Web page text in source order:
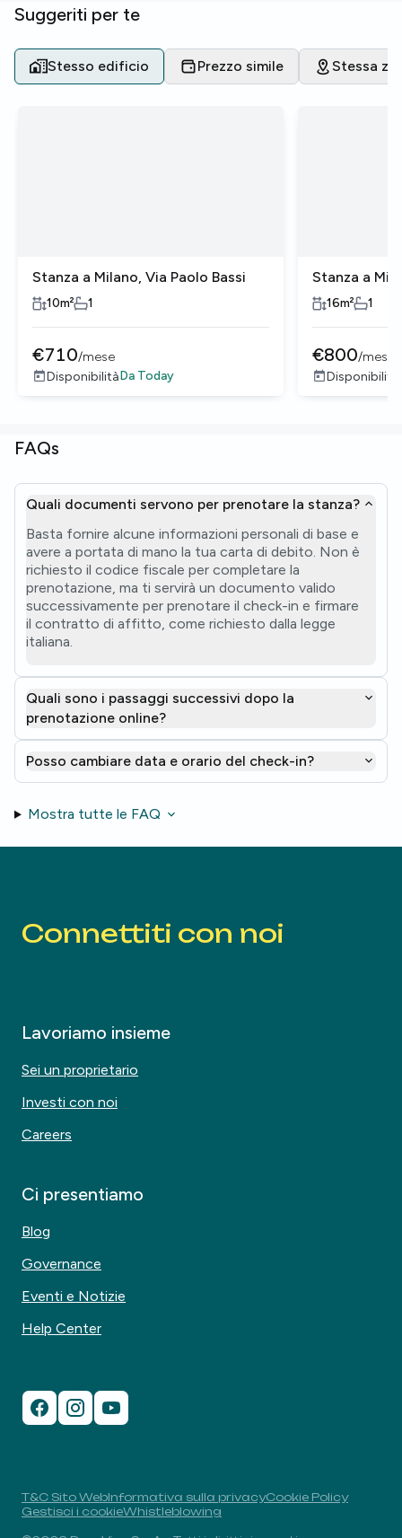
Suggeriti per te
Stesso edificio Prezzo simile Stessa
Stanza a Milano, Via Paolo Bassi
10m² 1
€710/mese
DisponibilitàDa Today
Stanza a
16m² 1
€800/mese
Disponibilità
FAQs
Quali documenti servono per prenotare la stanza?
Basta fornire alcune informazioni personali di base e
avere a portata di mano la tua carta di debito. Non è
richiesto il codice fiscale per completare la
prenotazione, ma ti servirà un documento valido
successivamente per prenotare il check-in e firmare
il contratto di affitto, come richiesto dalla legge
italiana.
Quali sono i passaggi successivi dopo la
prenotazione online?
Posso cambiare data e orario del check-in?
Mostra tutte le FAQ
Connettiti con noi
Lavoriamo insieme
Sei un proprietario
Investi con noi
Careers
Ci presentiamo
Blog
Governance
Eventi e Notizie
Help Center
T&C Sito WebInformativa sulla privacyCookie Policy
Gestisci i cookieWhistleblowing